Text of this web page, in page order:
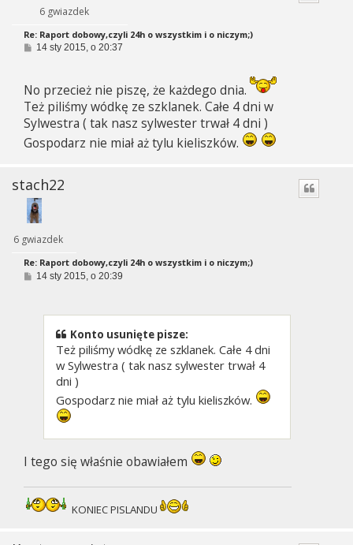
6 gwiazdek
Re: Raport dobowy,czyli 24h o wszystkim i o niczym;)
P14 sty 2015, o 20:37
No przecież nie piszę, że każdego dnia.
Też piliśmy wódkę ze szklanek. Całe 4 dni w
Sylwestra ( tak nasz sylwester trwał 4 dni )
Gospodarz nie miał aż tylu kieliszków.
stach22
6 gwiazdek
Re: Raport dobowy,czyli 24h o wszystkim i o niczym;)
P14 sty 2015, o 20:39
Konto usunięte pisze:
Też piliśmy wódkę ze szklanek. Całe 4 dni
w Sylwestra ( tak nasz sylwester trwał 4
dni )
Gospodarz nie miał aż tylu kieliszków.
I tego się właśnie obawiałem
KONIEC PISLANDU